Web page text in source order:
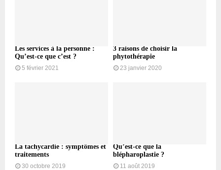
Les services à la personne :
Qu’est-ce que c’est ?
5 février 2021
3 raisons de choisir la
phytothérapie
23 janvier 2020
La tachycardie : symptômes et
traitements
30 octobre 2019
Qu’est-ce que la
blépharoplastie ?
11 août 2019